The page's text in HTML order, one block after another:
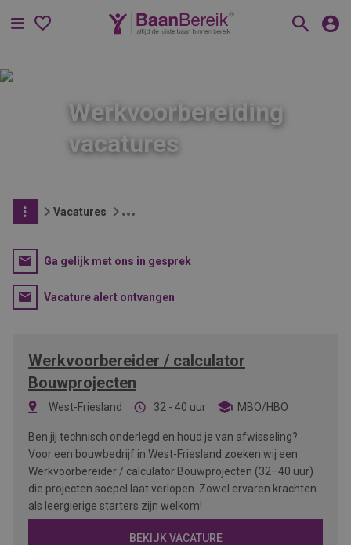
Menu
Werkvoorbereiding
vacatures
Vacatures
Ga gelijk met ons in gesprek
Vacature alert ontvangen
Werkvoorbereider / calculator
Bouwprojecten
West-Friesland 32 - 40 uur MBO/HBO
Ben jij technisch onderlegd en houd je van afwisseling?
Voor een bouwbedrijf in West-Friesland zoeken wij een
Werkvoorbereider / calculator Bouwprojecten (32–40 uur)
die projecten soepel laat verlopen. Zowel ervaren krachten
als leergierige starters zijn welkom!
BEKIJK VACATURE